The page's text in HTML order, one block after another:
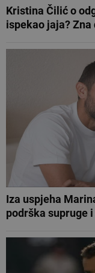
Kristina Čilić o
ispekao jaja? Zna
Iza uspjeha
podrška supruge